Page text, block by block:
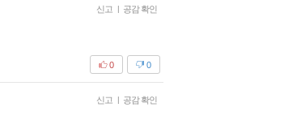
신고 | 공감 확인
0
0
신고 | 공감 확인